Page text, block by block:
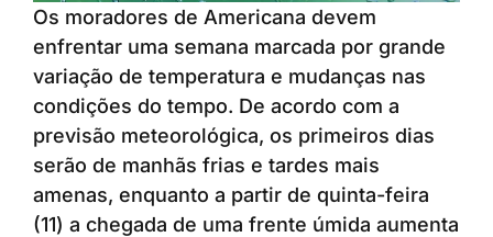
Os moradores de Americana devem
enfrentar uma semana marcada por grande
variação de temperatura e mudanças nas
condições do tempo. De acordo com a
previsão meteorológica, os primeiros dias
serão de manhãs frias e tardes mais
amenas, enquanto a partir de quinta-feira
(11) a chegada de uma frente úmida aumenta